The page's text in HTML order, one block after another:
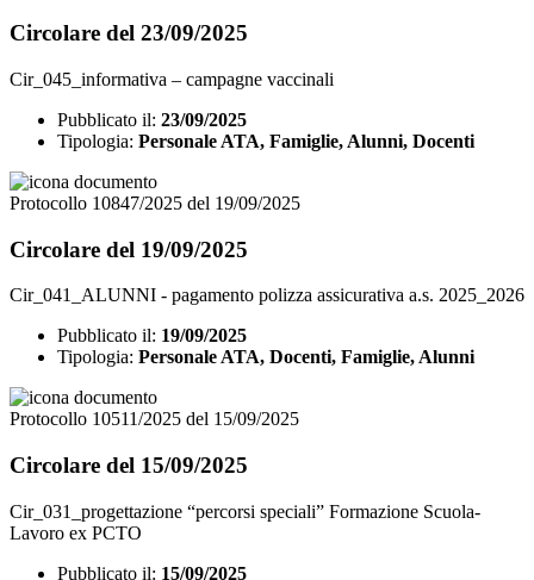
Circolare del 23/09/2025
Cir_045_informativa – campagne vaccinali
Pubblicato il: 23/09/2025
Tipologia: Personale ATA, Famiglie, Alunni, Docenti
Protocollo 10847/2025 del 19/09/2025
Circolare del 19/09/2025
Cir_041_ALUNNI - pagamento polizza assicurativa a.s. 2025_2026
Pubblicato il: 19/09/2025
Tipologia: Personale ATA, Docenti, Famiglie, Alunni
Protocollo 10511/2025 del 15/09/2025
Circolare del 15/09/2025
Cir_031_progettazione “percorsi speciali” Formazione Scuola-
Lavoro ex PCTO
Pubblicato il: 15/09/2025